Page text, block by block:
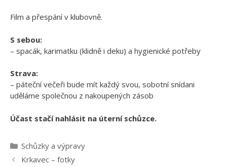
Film a přespání v klubovně.
S sebou:
– spacák, karimatku (klidně i deku) a hygienické potřeby
Strava:
– páteční večeři bude mít každý svou, sobotní snídani
uděláme společnou z nakoupených zásob
Účast stačí nahlásit na úterní schůzce.
Rubriky
Schůzky a výpravy
Krkavec – fotky